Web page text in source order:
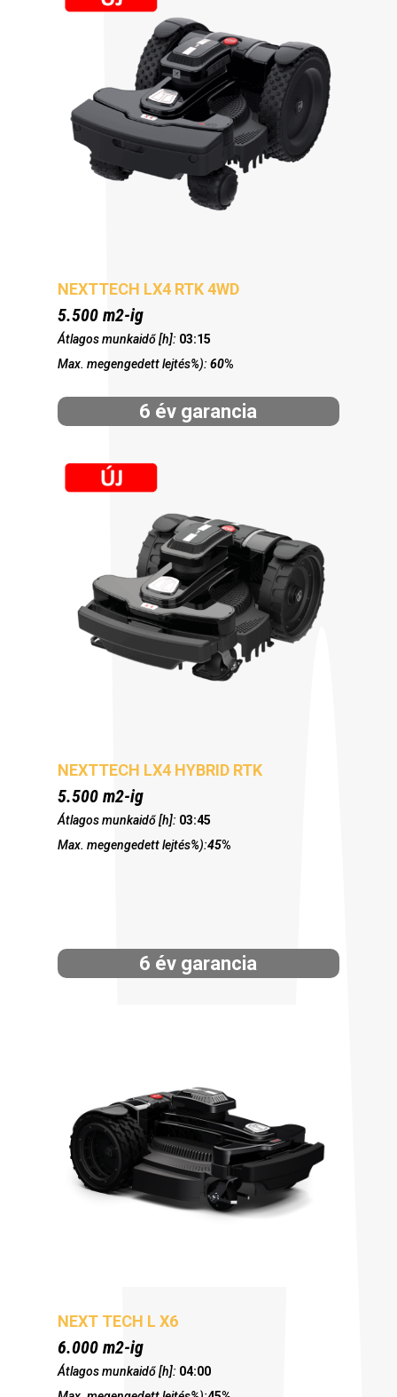
NEXTTECH LX4 RTK 4WD
5.500 m2-ig
Átlagos munkaidő [h]: 03:15
Max. megengedett lejtés%): 60%
6 év garancia
NEXTTECH LX4 HYBRID RTK
5.500 m2-ig
Átlagos munkaidő [h]: 03:45
Max. megengedett lejtés%):45%
6 év garancia
NEXT TECH L X6
6.000 m2-ig
Átlagos munkaidő [h]: 04:00